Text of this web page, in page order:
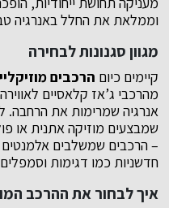
וממלאת את החלל באנרגיה
מגוון סגנונות לבחירה
קיימים כיום הרכבים
מהרכבי ג’אז קלאסיים
אנרגיה שמרימות את הרחבה.
שמבצעים מוזיקה אתנית או
– הרכבים שמשלבים אלמנטים
חדשניות כמו דגימות
איך לבחור את ההרכב